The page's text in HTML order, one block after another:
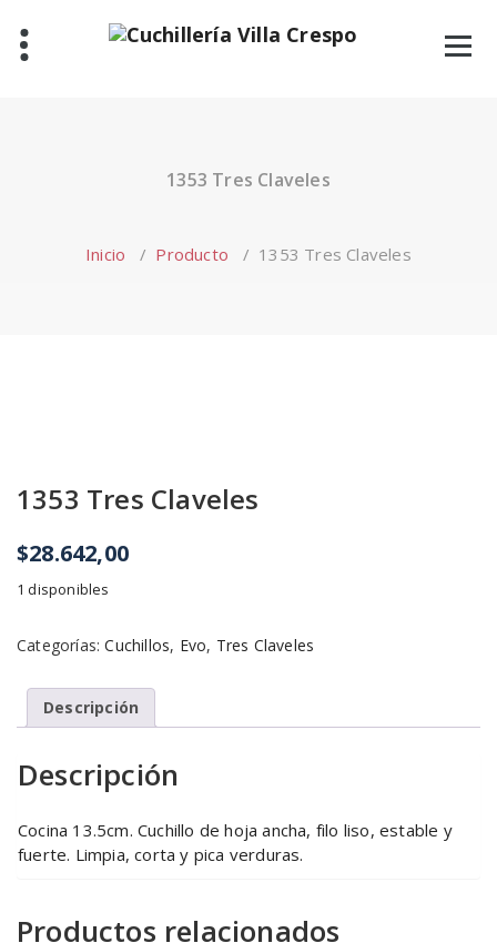
contenido
1353 Tres Claveles
Inicio / Producto / 1353 Tres Claveles
1353 Tres Claveles
$28.642,00
1 disponibles
Categorías:Cuchillos, Evo, Tres Claveles
Descripción
Descripción
Cocina 13.5cm. Cuchillo de hoja ancha, filo liso, estable y
fuerte. Limpia, corta y pica verduras.
Productos relacionados